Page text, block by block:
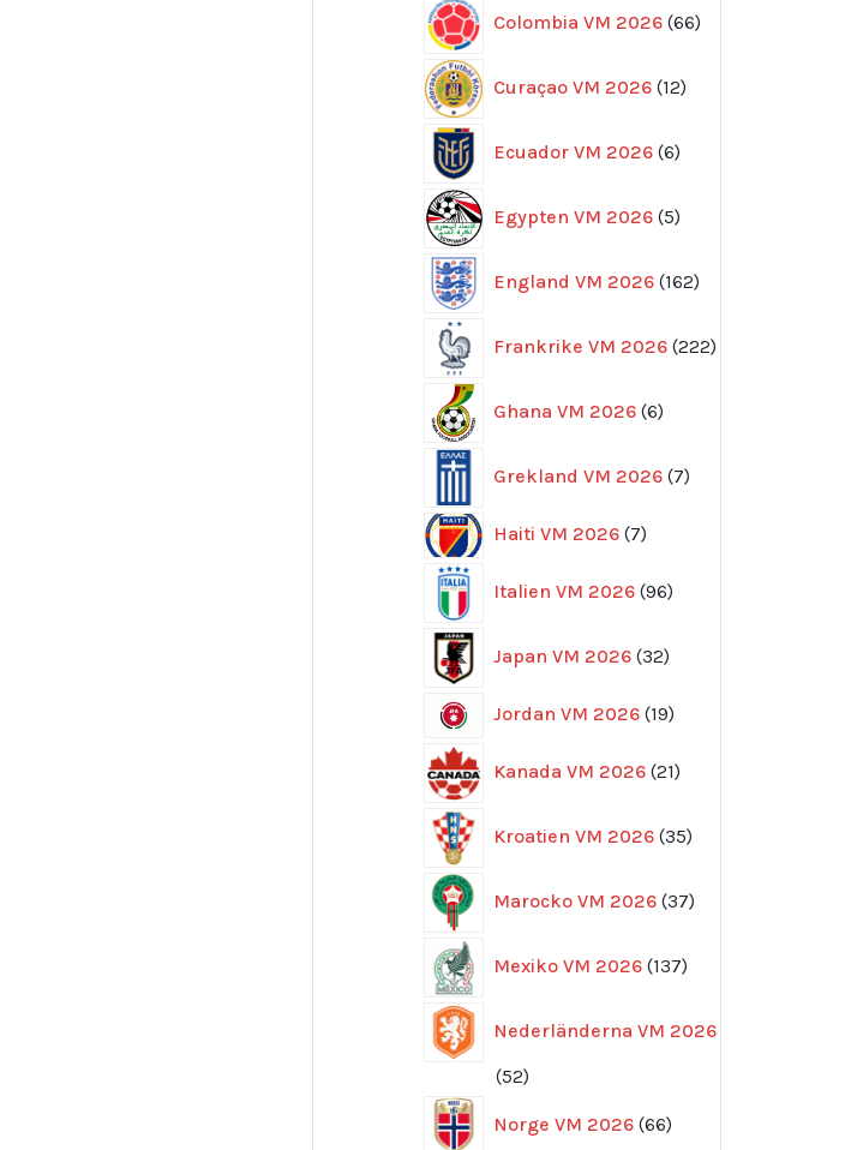
Colombia VM 2026 66
produkter
Curaçao VM 2026 12
produkter
Ecuador VM 2026 6
produkter
Egypten VM 2026 5
produkter
England VM 2026 162
produkter
Frankrike VM 2026 222
produkter
Ghana VM 2026 6
produkter
Grekland VM 2026 7
produkter
Haiti VM 2026 77
Italien VM 2026 96
produkter
Japan VM 2026 32
produkter
Jordan VM 2026 1919
Kanada VM 2026 21
produkter
Kroatien VM 2026 35
produkter
Marocko VM 2026 37
produkter
Mexiko VM 2026 137
produkter
Nederländerna VM 2026
5252
Norge VM 2026 66
produkter